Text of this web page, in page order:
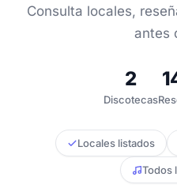
Consulta locales,
antes
2
Discotecas
Locales listados
Todos